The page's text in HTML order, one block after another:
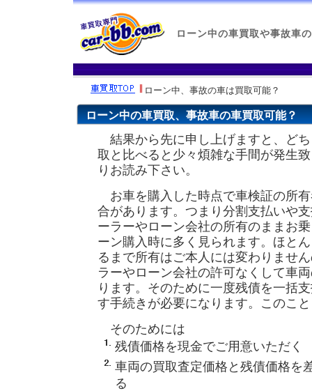
ローン中の車買取や事故車
ローン中、事故の車は買取可能？
ローン中の車買取、事故車の車買取可能？
結果から先に申し上げますと、ど
取と比べると少々煩雑な手間が発生
りお読み下さい。
お車を購入した時点で車検証の所
合があります。つまり分割支払いや
ーラーやローン会社の所有のままお
ーン購入時に多く見られます。ほと
るまで所有はご本人には変わりませ
ラーやローン会社の許可なくして車
ります。そのために一度残債を一括
す手続きが必要になります。このこ
そのためには
残債価格を現金でご用意いただく
車両の買取査定価格と残債価格を
る